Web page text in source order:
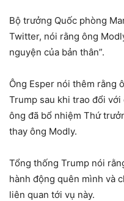
Bộ trưởng Quốc phòng
Twitter, nói rằng ông
nguyện của bản thân”.
Ông Esper nói thêm rằng
Trump sau khi trao đổi
ông đã bổ nhiệm Thứ
thay ông Modly.
Tổng thống Trump nói
hành động quên mình và
liên quan tới vụ này.